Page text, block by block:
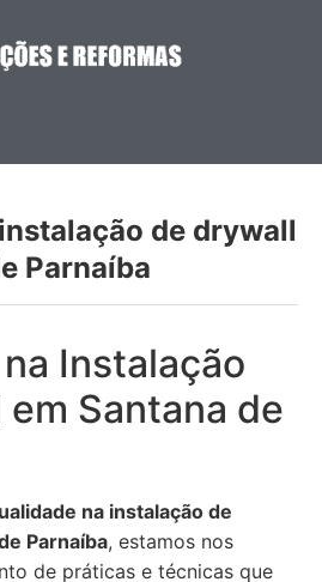
de drywall
Parnaíba
Instalação
Santana de
na instalação de
Parnaíba, estamos nos
de práticas e técnicas que